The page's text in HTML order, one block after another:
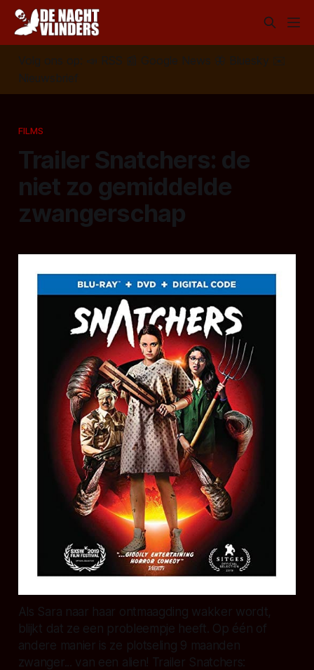
Volg ons op: 📣 RSS 📰 Google News 🦋 Bluesky
✉️
Nieuwsbrief
FILMS
Trailer Snatchers: de
niet zo gemiddelde
zwangerschap
Als Sara naar haar ontmaagding wakker wordt,
blijkt dat ze een probleempje heeft. Op één of
andere manier is ze plotseling 9 maanden
zwanger... van een alien! Trailer Snatchers: